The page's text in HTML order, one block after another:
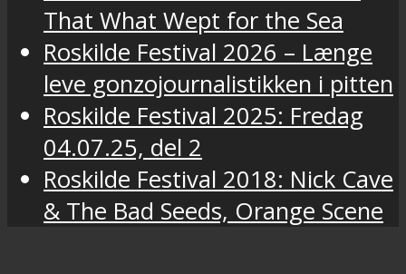
That What Wept for the Sea
Roskilde Festival 2026 – Længe
leve gonzojournalistikken i pitten
Roskilde Festival 2025: Fredag
04.07.25, del 2
Roskilde Festival 2018: Nick Cave
& The Bad Seeds, Orange Scene